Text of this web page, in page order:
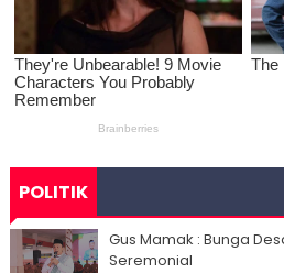
POLITIK
Gus Mamak : Bunga
Seremonial